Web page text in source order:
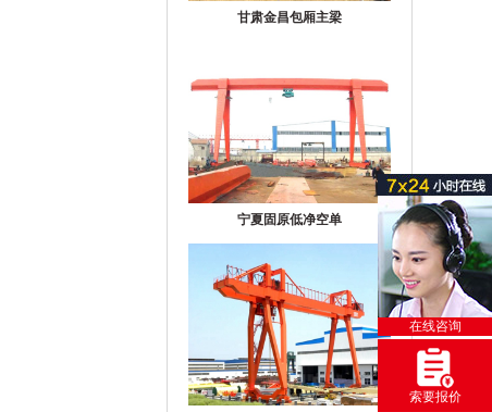
甘肃金昌包厢主梁
宁夏固原低净空单
在线咨询
索要报价